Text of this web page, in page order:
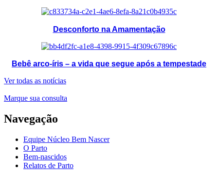
Desconforto na Amamentação
Bebê arco-íris – a vida que segue após a tempestade
Ver todas as notícias
Marque sua consulta
Navegação
Equipe Núcleo Bem Nascer
O Parto
Bem-nascidos
Relatos de Parto